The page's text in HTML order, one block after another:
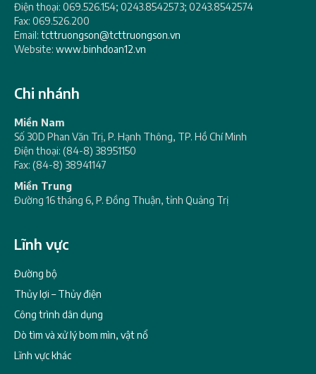
Điện thoại: 069.526.154; 0243.8542573; 0243.8542574
Fax: 069.526.200
Email: tcttruongson@tcttruongson.vn
Website: www.binhdoan12.vn
Chi nhánh
Miền Nam
Số 30D Phan Văn Trị, P. Hạnh Thông, TP. Hồ Chí Minh
Điện thoại: (84-8) 38951150
Fax: (84-8) 38941147
Miền Trung
Đường 16 tháng 6, P. Đồng Thuận, tỉnh Quảng Trị
Lĩnh vực
Đường bộ
Thủy lợi – Thủy điện
Công trình dân dụng
Dò tìm và xử lý bom mìn, vật nổ
Lĩnh vực khác